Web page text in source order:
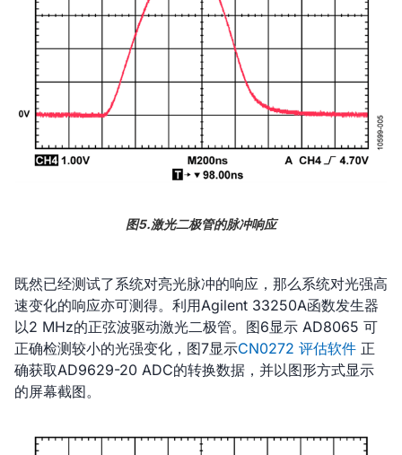
图5.激光二极管的脉冲响应
既然已经测试了系统对亮光脉冲的响应，那么系统对光强高
速变化的响应亦可测得。利用Agilent 33250A函数发生器
以2 MHz的正弦波驱动激光二极管。图6显示 AD8065 可
正确检测较小的光强变化，图7显示CN0272 评估软件 正
确获取AD9629-20 ADC的转换数据，并以图形方式显示
的屏幕截图。